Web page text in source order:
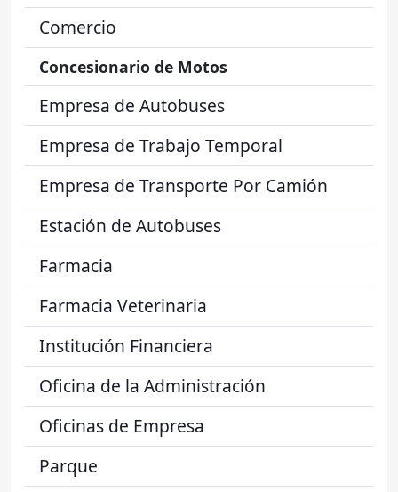
Comercio
Concesionario de Motos
Empresa de Autobuses
Empresa de Trabajo Temporal
Empresa de Transporte Por Camión
Estación de Autobuses
Farmacia
Farmacia Veterinaria
Institución Financiera
Oficina de la Administración
Oficinas de Empresa
Parque